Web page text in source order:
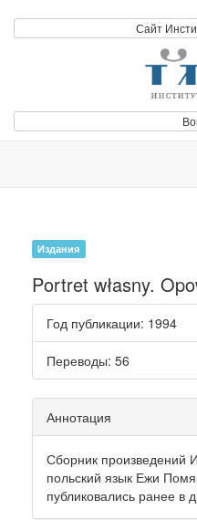
Сайт
Издания
Portret własny.
Год публикации: 1994
Переводы: 56
Аннотация
Сборник произведений
польский язык Ежи
публиковались ранее в